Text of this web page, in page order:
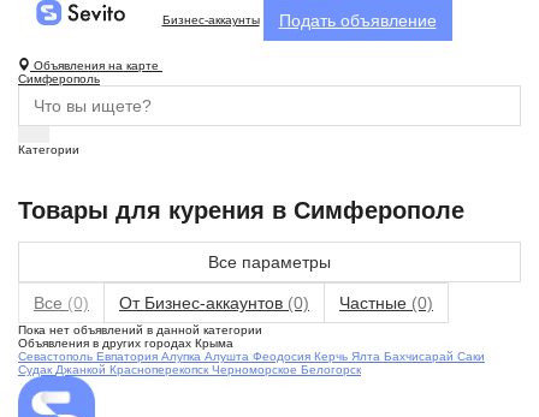
Бизнес-аккаунты Подать объявление
Объявления на карте
Симферополь
Категории
Товары для курения в Симферополе
Все параметры
Все (0) От Бизнес-аккаунтов (0) Частные (0)
Пока нет объявлений в данной категории
Объявления в других городах Крыма
Севастополь Евпатория Алупка Алушта Феодосия Керчь Ялта Бахчисарай Саки
Судак Джанкой Красноперекопск Черноморское Белогорск